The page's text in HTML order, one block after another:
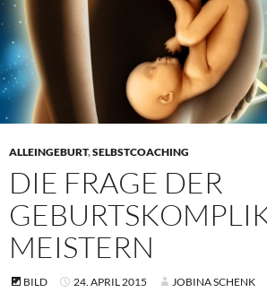
ALLEINGEBURT,SELBSTCOACHING
DIE FRAGE DER
MEISTERN
BILD 24. APRIL 2015 JOBINA SCHENK